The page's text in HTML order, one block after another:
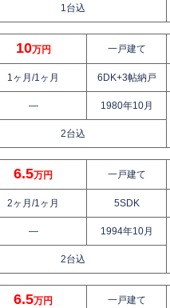
1台込
10万円 一戸建て
1ヶ月/1ヶ月 6DK+3帖納戸
—
1980年10月
2台込
6.5万円 一戸建て
2ヶ月/1ヶ月 5SDK
—
1994年10月
2台込
6.5万円 一戸建て